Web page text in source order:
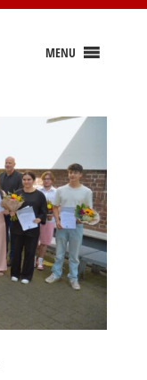
MENU